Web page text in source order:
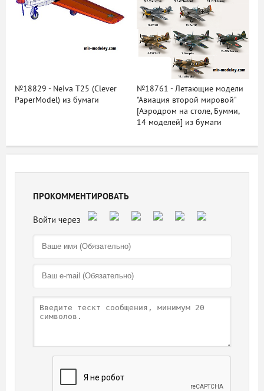
№18829 - Neiva T25 (Clever
PaperModel) из бумаги
№18761 - Летающие модели
"Авиация второй мировой"
[Аэродром на столе, Бумми,
14 моделей] из бумаги
ПРОКОММЕНТИРОВАТЬ